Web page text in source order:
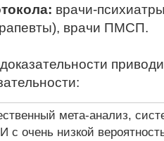
врачи-
врачи ПМСП.
мета-анализ,
с очень низкой